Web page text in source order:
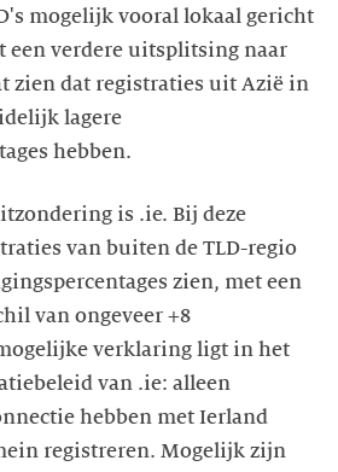
mogelijk vooral lokaal gericht
een verdere uitsplitsing naar
zien dat registraties uit Azië in
lagere
hebben.
is .ie. Bij deze
van buiten de TLD-regio
zien, met een
van ongeveer +8
verklaring ligt in het
van .ie: alleen
hebben met Ierland
registreren. Mogelijk zijn